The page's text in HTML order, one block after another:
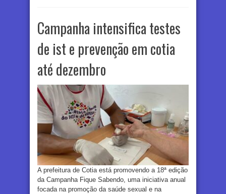
Campanha intensifica testes
de ist e prevenção em cotia
até dezembro
A prefeitura de Cotia está promovendo a 18ª edição
da Campanha Fique Sabendo, uma iniciativa anual
focada na promoção da saúde sexual e na